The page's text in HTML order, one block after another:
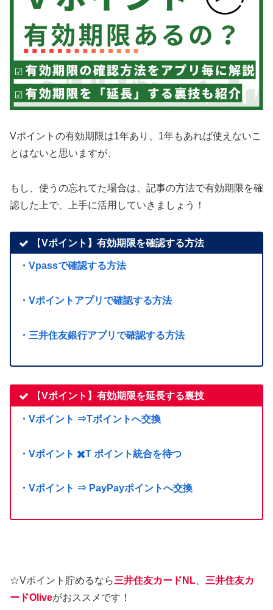
Vポイントの有効期限は1年あり、1年もあれば使えないこ
とはないと思いますが、
もし、使うの忘れてた場合は、記事の方法で有効期限を確
認した上で、上手に活用していきましょう！
【Vポイント】有効期限を確認する方法
・Vpassで確認する方法
・Vポイントアプリで確認する方法
・三井住友銀行アプリで確認する方法
【Vポイント】有効期限を延長する裏技
・Vポイント ⇒Tポイントへ交換
・Vポイント ✖️T ポイント統合を待つ
・Vポイント ⇒ PayPayポイントへ交換
☆Vポイント貯めるなら三井住友カードNL
三井住友カ
ードOliveがおススメです！